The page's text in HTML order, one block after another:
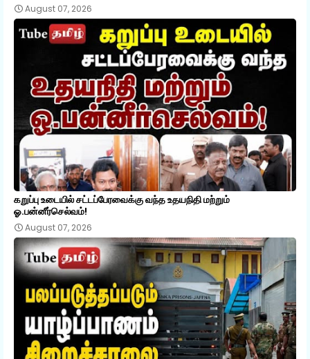
August 07, 2026
கறுப்பு உடையில் சட்டப்பேரவைக்கு வந்த உதயநிதி மற்றும்
ஓ.பன்னீர்செல்வம்!
August 07, 2026